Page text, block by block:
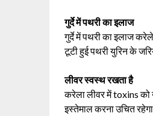
गुर्दे में पथरी का इलाज
गुर्दे में पथरी का इलाज
टूटी हुई पथरी युरिन के
लीवर स्वस्थ रखता है
करेला लीवर में toxins को
इस्तेमाल करना उचित